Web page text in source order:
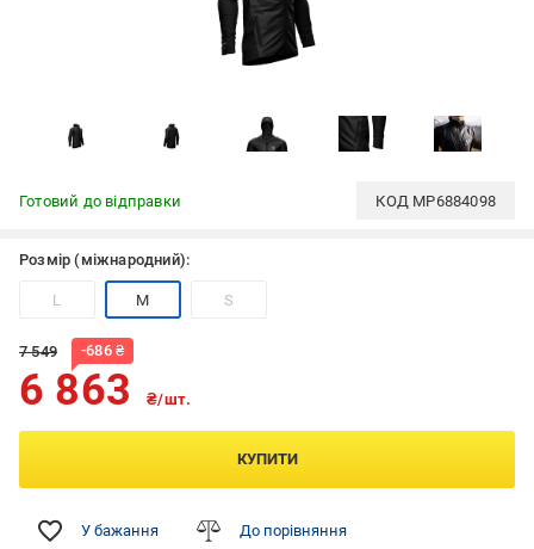
Готовий до відправки КОД MP6884098
Розмір (міжнародний):
L M S
7 549 -686₴
6 863 ₴/шт.
КУПИТИ
У бажання До порівняння